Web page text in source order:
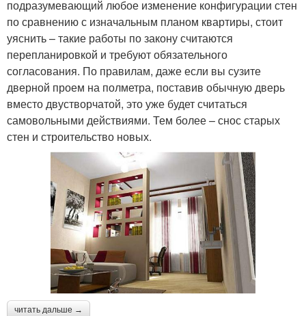
подразумевающий любое изменение конфигурации стен
по сравнению с изначальным планом квартиры, стоит
уяснить – такие работы по закону считаются
перепланировкой и требуют обязательного
согласования. По правилам, даже если вы сузите
дверной проем на полметра, поставив обычную дверь
вместо двустворчатой, это уже будет считаться
самовольными действиями. Тем более – снос старых
стен и строительство новых.
читать дальше →